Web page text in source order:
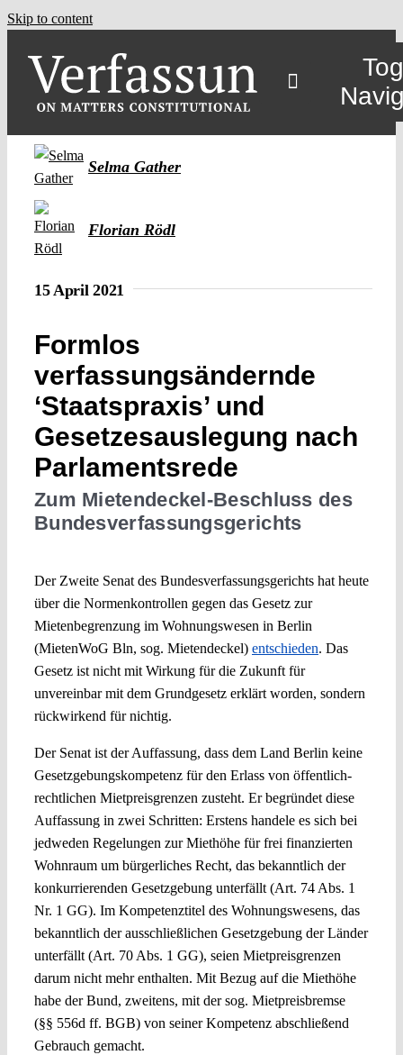
Skip to content
Selma Gather
Florian Rödl
15 April 2021
Formlos
verfassungsändernde
‘Staatspraxis’ und
Gesetzesauslegung nach
Parlamentsrede
Zum Mietendeckel-Beschluss des
Bundesverfassungsgerichts
Der Zweite Senat des Bundesverfassungsgerichts hat heute
über die Normenkontrollen gegen das Gesetz zur
Mietenbegrenzung im Wohnungswesen in Berlin
(MietenWoG Bln, sog. Mietendeckel) entschieden. Das
Gesetz ist nicht mit Wirkung für die Zukunft für
unvereinbar mit dem Grundgesetz erklärt worden, sondern
rückwirkend für nichtig.
Der Senat ist der Auffassung, dass dem Land Berlin keine
Gesetzgebungskompetenz für den Erlass von öffentlich-
rechtlichen Mietpreisgrenzen zusteht. Er begründet diese
Auffassung in zwei Schritten: Erstens handele es sich bei
jedweden Regelungen zur Miethöhe für frei finanzierten
Wohnraum um bürgerliches Recht, das bekanntlich der
konkurrierenden Gesetzgebung unterfällt (Art. 74 Abs. 1
Nr. 1 GG). Im Kompetenztitel des Wohnungswesens, das
bekanntlich der ausschließlichen Gesetzgebung der Länder
unterfällt (Art. 70 Abs. 1 GG), seien Mietpreisgrenzen
darum nicht mehr enthalten. Mit Bezug auf die Miethöhe
habe der Bund, zweitens, mit der sog. Mietpreisbremse
(§§ 556d ff. BGB) von seiner Kompetenz abschließend
Gebrauch gemacht.